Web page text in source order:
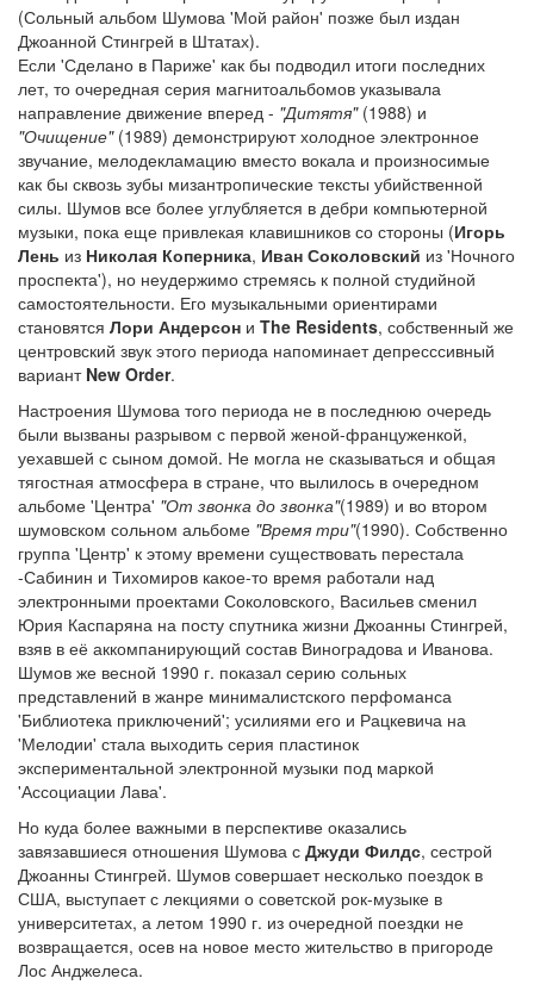
(Сольный альбом Шумова 'Мой район' позже был издан
Джоанной Стингрей в Штатах).
Если 'Сделано в Париже' как бы подводил итоги последних
лет, то очередная серия магнитоальбомов указывала
направление движение вперед - "Дитятя"(1988) и
"Очищение"(1989) демонстрируют холодное электронное
звучание, мелодекламацию вместо вокала и произносимые
как бы сквозь зубы мизантропические тексты убийственной
силы. Шумов все более углубляется в дебри компьютерной
музыки, пока еще привлекая клавишников со стороны (Игорь
Лень из Николая Коперника, Иван Соколовский из 'Ночного
проспекта'), но неудержимо стремясь к полной студийной
самостоятельности. Его музыкальными ориентирами
становятся Лори Андерсон и The Residents, собственный же
центровский звук этого периода напоминает депресссивный
вариант New Order.
Настроения Шумова того периода не в последнюю очередь
были вызваны разрывом с первой женой-француженкой,
уехавшей с сыном домой. Не могла не сказываться и общая
тягостная атмосфера в стране, что вылилось в очередном
альбоме 'Центра' "От звонка до звонка"(1989) и во втором
шумовском сольном альбоме "Время три"(1990). Собственно
группа 'Центр' к этому времени существовать перестала
-Сабинин и Тихомиров какое-то время работали над
электронными проектами Соколовского, Васильев сменил
Юрия Каспаряна на посту спутника жизни Джоанны Стингрей,
взяв в её аккомпанирующий состав Виноградова и Иванова.
Шумов же весной 1990 г. показал серию сольных
представлений в жанре минималистского перфоманса
'Библиотека приключений'; усилиями его и Рацкевича на
'Мелодии' стала выходить серия пластинок
экспериментальной электронной музыки под маркой
'Ассоциации Лава'.
Но куда более важными в перспективе оказались
завязавшиеся отношения Шумова с Джуди Филдс, сестрой
Джоанны Стингрей. Шумов совершает несколько поездок в
США, выступает с лекциями о советской рок-музыке в
университетах, а летом 1990 г. из очередной поездки не
возвращается, осев на новое место жительство в пригороде
Лос Анджелеса.